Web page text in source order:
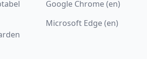
Google Chrome (en)
Microsoft Edge (en)